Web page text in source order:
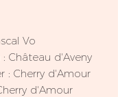
Vo
Château d'Aveny
: Cherry d'Amour
d'Amour